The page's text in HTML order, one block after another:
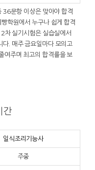
36문항 이상은 맞아야 합격
학원에서 누구나 쉽게 합격
차 실기시험은 실습실에서
. 매주 금요일마다 모의고
여주며 최고의 합격률을 보
간
일식조리기능사
주중